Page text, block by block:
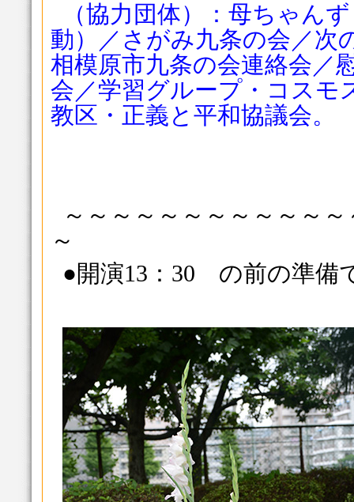
（協力団体）：母ちゃん
動）／さがみ九条の会／次
相模原市九条の会連絡会／
会／学習グループ・コスモ
教区・正義と平和協議会。
～～～～～～～～～～～
～
●開演13：30 の前の準備